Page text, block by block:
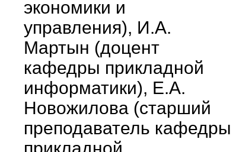
экономики и
управления), И.А.
Мартын (доцент
кафедры прикладной
информатики), Е.А.
Новожилова (старший
преподаватель кафедры